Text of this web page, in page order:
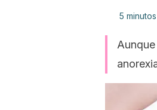
5 minutos